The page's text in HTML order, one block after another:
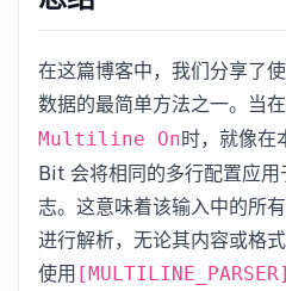
在这篇博客中，我们分享了
数据的最简单方法之一。当在
Multiline On时，就像
Bit 会将相同的多行配置应
志。这意味着该输入中的所
进行解析，无论其内容或格
使用 [MULTILINE_PARSER]